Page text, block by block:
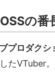
の番
プロダクシ
たVTuber。